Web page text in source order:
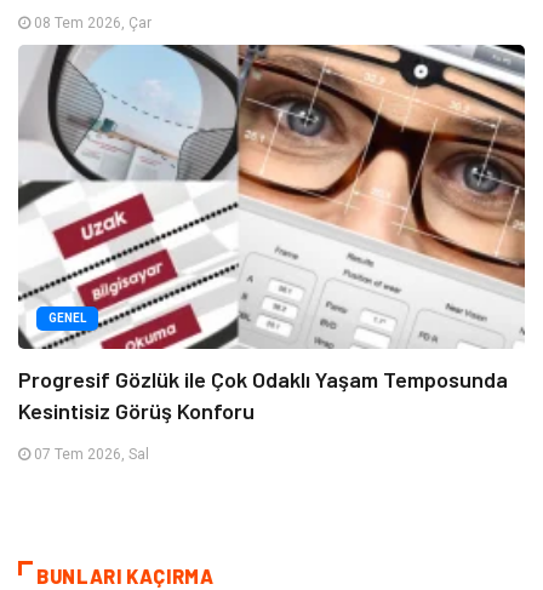
08 Tem 2026, Çar
GENEL
Progresif Gözlük ile Çok Odaklı Yaşam Temposunda
Kesintisiz Görüş Konforu
07 Tem 2026, Sal
BUNLARI KAÇIRMA